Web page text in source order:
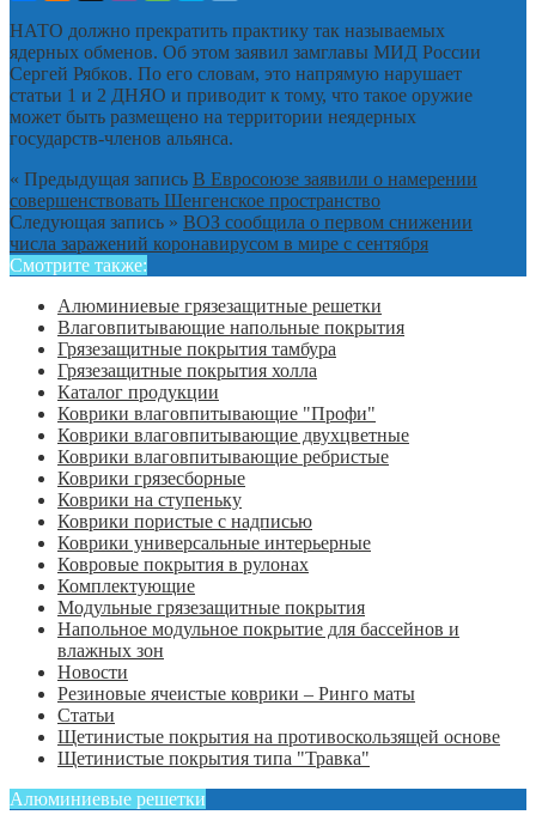
НАТО должно прекратить практику так называемых
ядерных обменов. Об этом заявил замглавы МИД России
Сергей Рябков. По его словам, это напрямую нарушает
статьи 1 и 2 ДНЯО и приводит к тому, что такое оружие
может быть размещено на территории неядерных
государств-членов альянса.
« Предыдущая запись В Евросоюзе заявили о намерении
совершенствовать Шенгенское пространство
Следующая запись » ВОЗ сообщила о первом снижении
числа заражений коронавирусом в мире с сентября
Смотрите также:
Алюминиевые грязезащитные решетки
Влаговпитывающие напольные покрытия
Грязезащитные покрытия тамбура
Грязезащитные покрытия холла
Каталог продукции
Коврики влаговпитывающие "Профи"
Коврики влаговпитывающие двухцветные
Коврики влаговпитывающие ребристые
Коврики грязесборные
Коврики на ступеньку
Коврики пористые с надписью
Коврики универсальные интерьерные
Ковровые покрытия в рулонах
Комплектующие
Модульные грязезащитные покрытия
Напольное модульное покрытие для бассейнов и
влажных зон
Новости
Резиновые ячеистые коврики – Ринго маты
Статьи
Щетинистые покрытия на противоскользящей основе
Щетинистые покрытия типа "Травка"
Алюминиевые решетки